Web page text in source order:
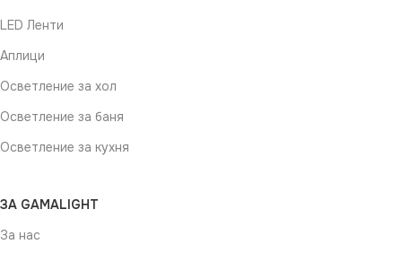
LED Ленти
Аплици
Осветление за хол
Осветление за баня
Осветление за кухня
ЗА GAMALIGHT
За нас